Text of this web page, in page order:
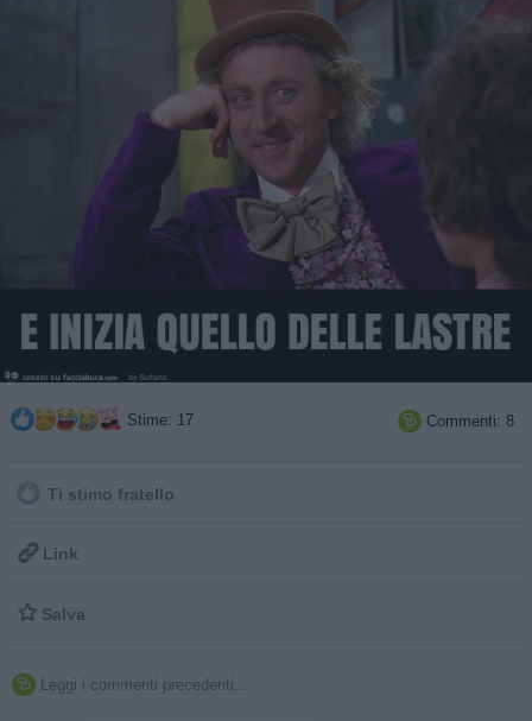
Stime: 17  Commenti: 8
Ti stimo fratello
 Link
 Salva
 Leggi i commenti precedenti...